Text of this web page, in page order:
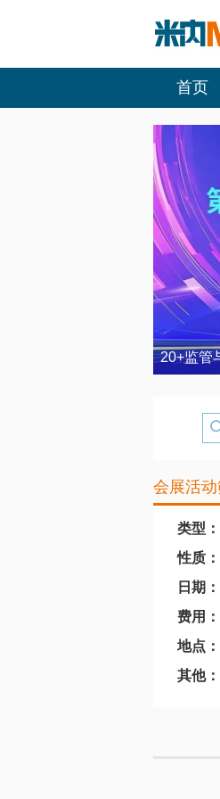
首页
20+监管
会展活
类型：
性质：
日期：
费用：
地点：
其他：